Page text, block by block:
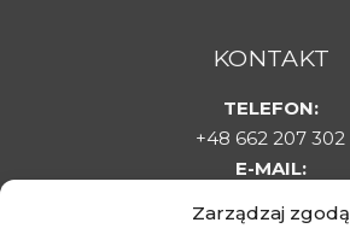
Zarządzaj zgodą
KONTAKT
TELEFON:
+48 662 207 302
E-MAIL:
ADRES: